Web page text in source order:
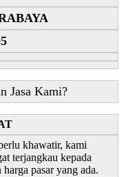
Jasa Kami?
khawatir, kami
terjangkau kepada
pasar yang ada.